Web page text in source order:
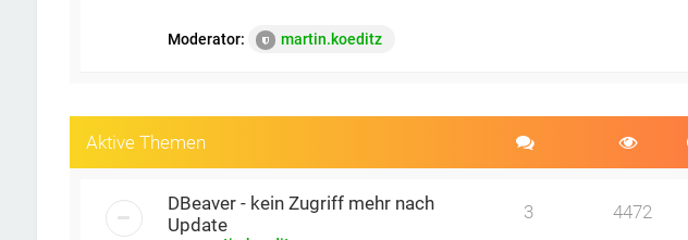
Moderator: martin.koeditz
Aktive Themen
DBeaver - kein Zugriff mehr nach
Update
3 4472